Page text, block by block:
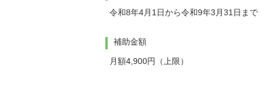
令和8年4月1日から令和9年3月31日まで
補助金額
月額4,900円（上限）